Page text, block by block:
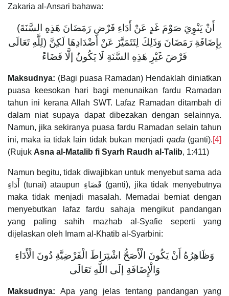
Zakaria al-Ansari bahawa:
(أَنْ يَنْوِيَ صَوْمَ غَدٍ عَنْ أَدَاءِ فَرْضِ رَمَضَانَ هَذِهِ السَّنَةَ
لِلَّهِ تَعَالَى) بِإِضَافَةِ رَمَضَانَ وَذَلِكَ لِتَتَمَيَّزَ عَنْ أَضْدَادِهَا لَكِنَّ
فَرْضَ غَيْرِ هَذِهِ السَّنَةِ لَا يَكُونُ إلَّا قَضَاءً
Maksudnya: (Bagi puasa Ramadan) Hendaklah diniatkan
puasa keesokan hari bagi menunaikan fardu Ramadan
tahun ini kerana Allah SWT. Lafaz Ramadan ditambah di
dalam niat supaya dapat dibezakan dengan selainnya.
Namun, jika sekiranya puasa fardu Ramadan selain tahun
ini, maka ia tidak lain tidak bukan menjadi qada (ganti).[4]
(Rujuk Asna al-Matalib fi Syarh Raudh al-Talib, 1:411)
Namun begitu, tidak diwajibkan untuk menyebut sama ada
أَدَاءِ (tunai) ataupun قَضَاءِ (ganti), jika tidak menyebutnya
maka tidak menjadi masalah. Memadai berniat dengan
menyebutkan lafaz fardu sahaja mengikut pandangan
yang paling sahih mazhab al-Syafie seperti yang
dijelaskan oleh Imam al-Khatib al-Syarbini:
وَظَاهِرُهُ أَنْ يَكُونَ الْأَصَحُّ اشْتِرَاطَ الْفَرْضِيَّةِ دُونَ الْأَدَاءِ
وَالْإِضَافَةِ إلَى اللَّهِ تَعَالَى
Maksudnya: Apa yang jelas tentang pandangan yang